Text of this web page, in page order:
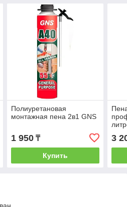
Полиуретановая
монтажная пена 2в1 GNS
1 950₸
Купить
3